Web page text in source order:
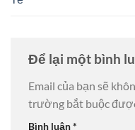
Để lại một bình
Email của bạn sẽ
trường bắt buộc
Bình luận*